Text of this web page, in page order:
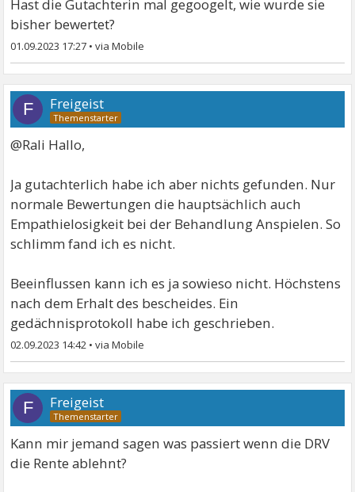
Hast die Gutachterin mal gegoogelt, wie wurde sie
bisher bewertet?
01.09.2023 17:27 •
F Freigeist
@Rali Hallo,
Ja gutachterlich habe ich aber nichts gefunden. Nur
normale Bewertungen die hauptsächlich auch
Empathielosigkeit bei der Behandlung Anspielen. So
schlimm fand ich es nicht.
Beeinflussen kann ich es ja sowieso nicht. Höchstens
nach dem Erhalt des bescheides. Ein
gedächnisprotokoll habe ich geschrieben.
02.09.2023 14:42 •
F Freigeist
Kann mir jemand sagen was passiert wenn die DRV
die Rente ablehnt?